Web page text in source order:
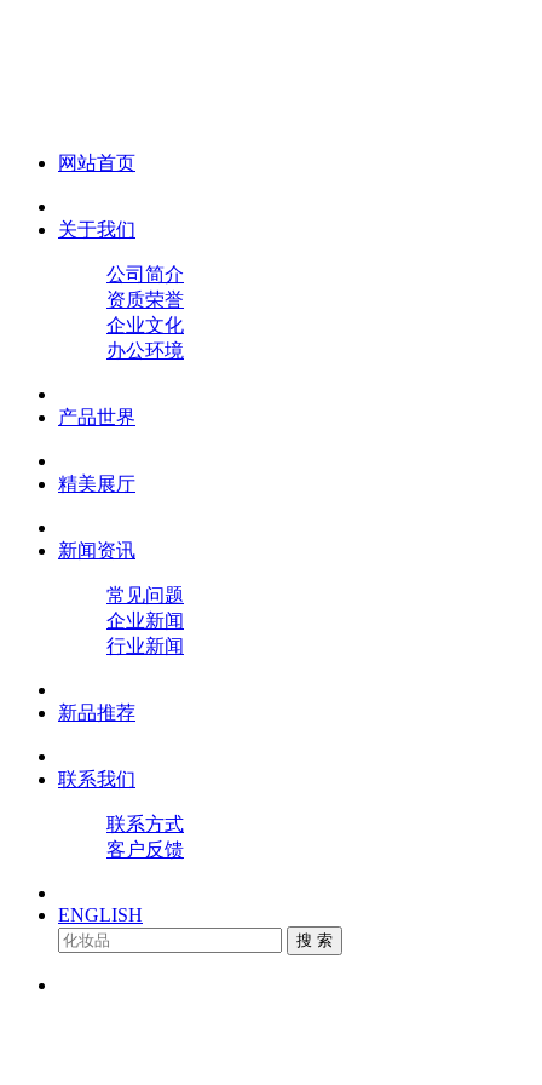
网站首页
关于我们
公司简介
资质荣誉
企业文化
办公环境
产品世界
精美展厅
新闻资讯
常见问题
企业新闻
行业新闻
新品推荐
联系我们
联系方式
客户反馈
ENGLISH